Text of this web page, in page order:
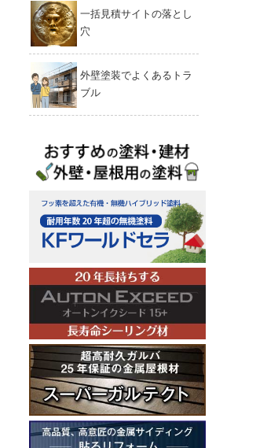
一括見積サイトの落とし
穴
外壁塗装でよくあるトラ
ブル